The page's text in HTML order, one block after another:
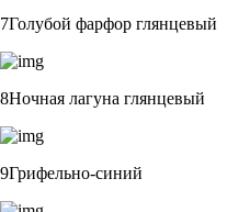
7Голубой фарфор глянцевый
8Ночная лагуна глянцевый
9Грифельно-синий